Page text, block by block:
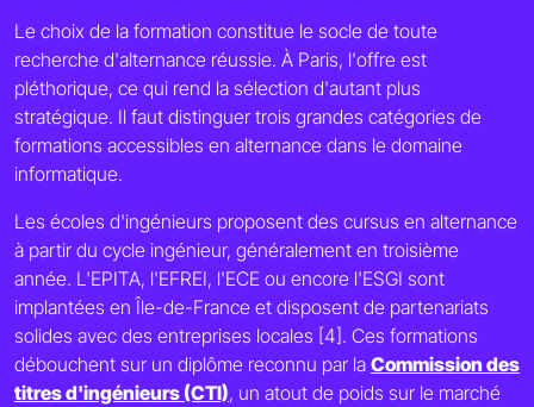
Le choix de la formation constitue le socle de toute
recherche d'alternance réussie. À Paris, l'offre est
pléthorique, ce qui rend la sélection d'autant plus
stratégique. Il faut distinguer trois grandes catégories de
formations accessibles en alternance dans le domaine
informatique.
Les écoles d'ingénieurs proposent des cursus en alternance
à partir du cycle ingénieur, généralement en troisième
année. L'EPITA, l'EFREI, l'ECE ou encore l'ESGI sont
implantées en Île-de-France et disposent de partenariats
solides avec des entreprises locales [4]. Ces formations
débouchent sur un diplôme reconnu par la Commission des
titres d'ingénieurs (CTI), un atout de poids sur le marché